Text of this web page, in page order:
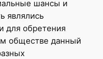
шансы и
являлись
обретения
обществе данный